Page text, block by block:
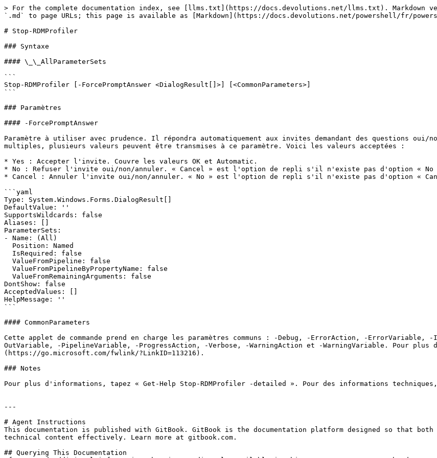
> For the complete documentation index, see [llms.txt](https://docs.devolutions.net/llms.txt). Markdown
`.md` to page URLs; this page is available as [Markdown](https://docs.devolutions.net/powershell/fr/
# Stop-RDMProfiler
### Syntaxe
#### \_\_AllParameterSets
```
Stop-RDMProfiler [-ForcePromptAnswer <DialogResult[]>] [<CommonParameters>]
```
### Paramètres
#### -ForcePromptAnswer
Paramètre à utiliser avec prudence. Il répondra automatiquement aux invites demandant des questions
multiples, plusieurs valeurs peuvent être transmises à ce paramètre. Voici les valeurs acceptées :
* Yes : Accepter l'invite. Couvre les valeurs OK et Automatic.
* No : Refuser l'invite oui/non/annuler. « Cancel » est l'option de repli s'il n'existe pas d'option « No
* Cancel : Annuler l'invite oui/non/annuler. « No » est l'option de repli s'il n'existe pas d'option «
```yaml
Type: System.Windows.Forms.DialogResult[]
DefaultValue: ''
SupportsWildcards: false
Aliases: []
ParameterSets:
- Name: (All)
DontShow: false
AcceptedValues: []
HelpMessage: ''
```
#### CommonParameters
Cette applet de commande prend en charge les paramètres communs : -Debug, -ErrorAction, -
OutVariable, -PipelineVariable, -ProgressAction, -Verbose, -WarningAction et -WarningVariable. Pour plus
(https://go.microsoft.com/fwlink/?LinkID=113216).
### Notes
Pour plus d'informations, tapez « Get-Help Stop-RDMProfiler -detailed ». Pour des informations
---
# Agent Instructions
This documentation is published with GitBook. GitBook is the documentation platform designed so that both
technical content effectively. Learn more at gitbook.com.
## Querying This Documentation